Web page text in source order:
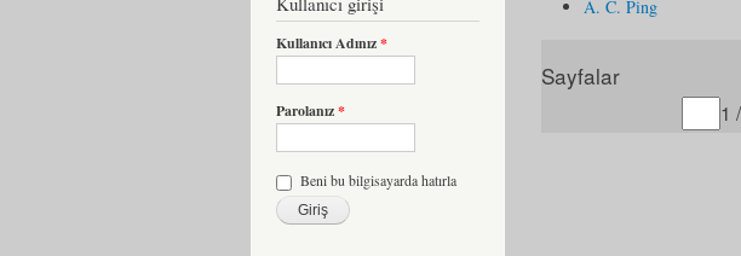
Kullanıcı Adınız*
Parolanız*
Beni bu bilgisayarda hatırla
A. C. Ping
Sayfalar
Gitmek istediğiniz 1